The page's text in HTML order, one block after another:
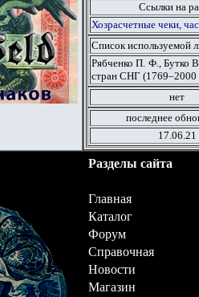
Ссылки на
Хозрасчетные чеки,
Список используемой
Рябченко П. Ф., Бутко
стран СНГ (1769–2000
нет
последнее
17.06.21
Разделы сайта
Главная
Каталог
Форум
Справочная
Новости
Магазин